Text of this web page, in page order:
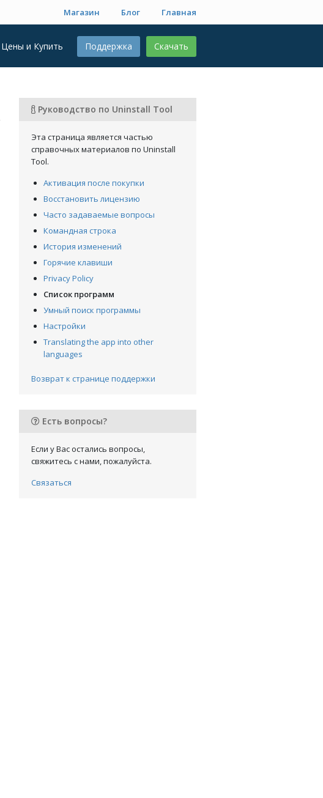
Магазин Блог Главная
Цены и Купить Поддержка Скачать
Руководство по Uninstall Tool
Эта страница является частью
справочных материалов по Uninstall
Tool.
Активация после покупки
Восстановить лицензию
Часто задаваемые вопросы
Командная строка
История изменений
Горячие клавиши
Privacy Policy
Список программ
Умный поиск программы
Настройки
Translating the app into other
languages
Возврат к странице поддержки
Есть вопросы?
Если у Вас остались вопросы,
свяжитесь с нами, пожалуйста.
Связаться